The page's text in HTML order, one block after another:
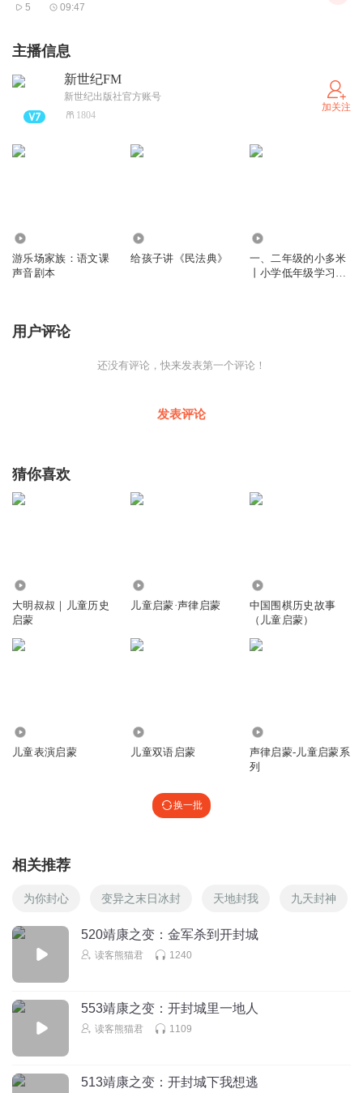
5 09:47
主播信息
新世纪FM
新世纪出版社官方账号
1804
加关注
游乐场家族：语文课
声音剧本
给孩子讲《民法典》
一、二年级的小多米
丨小学低年级学习启
用户评论
还没有评论，快来发表第一个评论！
发表评论
猜你喜欢
大明叔叔｜儿童历史
启蒙
儿童启蒙·声律启蒙
中国围棋历史故事
（儿童启蒙）
儿童表演启蒙 儿童双语启蒙
声律启蒙-儿童启蒙系
列
换一批
相关推荐
为你封心 变异之末日冰封 天地封我 九天封神
520靖康之变：金军杀到开封城
读客熊猫君 1240
553靖康之变：开封城里一地人
读客熊猫君 1109
513靖康之变：开封城下我想逃